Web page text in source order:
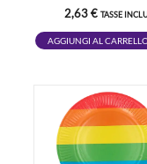
2,63 € TASSE
AGGIUNGI AL